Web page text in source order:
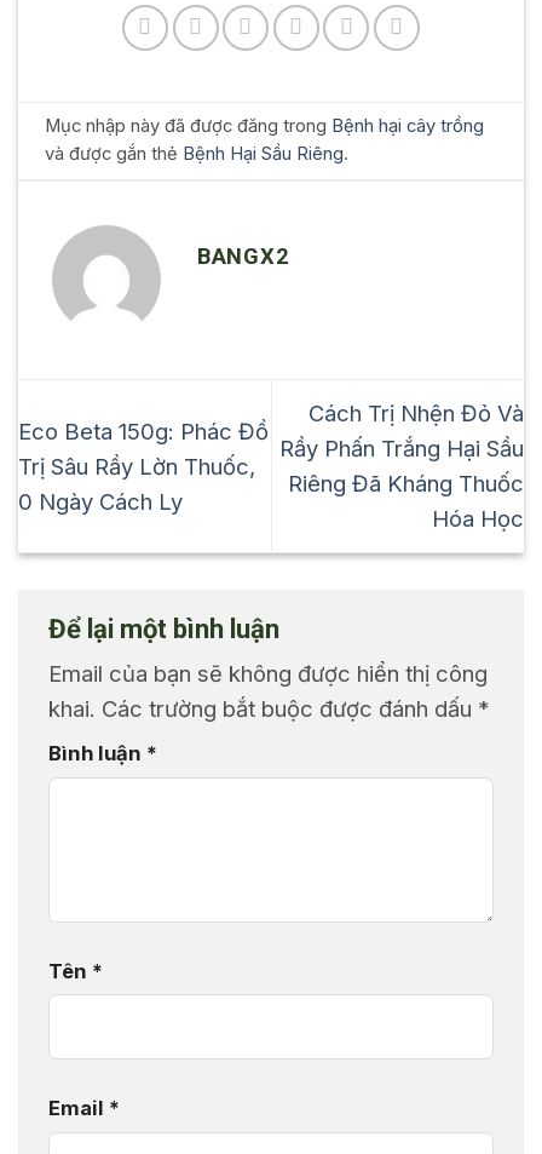
Mục nhập này đã được đăng trong Bệnh hại cây trồng
và được gắn thẻ Bệnh Hại Sầu Riêng.
BANGX2
Eco Beta 150g: Phác Đồ
Trị Sâu Rầy Lờn Thuốc,
0 Ngày Cách Ly
Cách Trị Nhện Đỏ Và
Rầy Phấn Trắng Hại Sầu
Riêng Đã Kháng Thuốc
Hóa Học
Để lại một bình luận
Email của bạn sẽ không được hiển thị công
khai. Các trường bắt buộc được đánh dấu *
Bình luận *
Tên *
Email *